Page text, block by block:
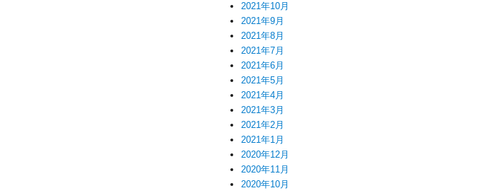
2021年10月
2021年9月
2021年8月
2021年7月
2021年6月
2021年5月
2021年4月
2021年3月
2021年2月
2021年1月
2020年12月
2020年11月
2020年10月